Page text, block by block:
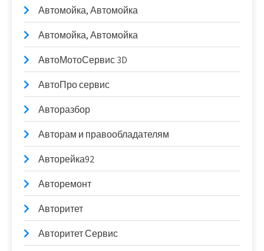
Автомойка, Автомойка
Автомойка, Автомойка
АвтоМотоСервис 3D
АвтоПро сервис
Авторазбор
Авторам и правообладателям
Авторейка92
Авторемонт
Авторитет
Авторитет Сервис